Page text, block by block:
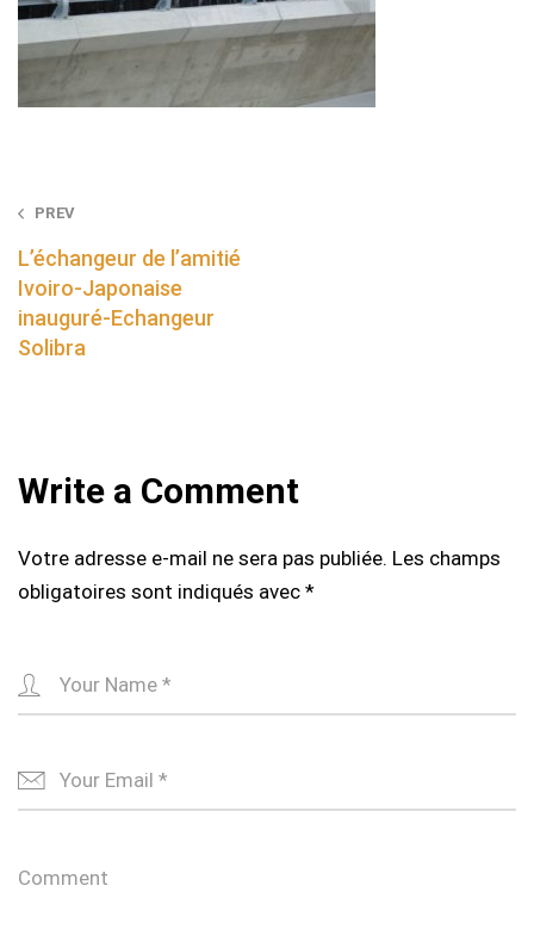
Post
navigation
PREV
L’échangeur de l’amitié
Ivoiro-Japonaise
inauguré-Echangeur
Solibra
Write a Comment
Votre adresse e-mail ne sera pas publiée. Les champs
obligatoires sont indiqués avec *